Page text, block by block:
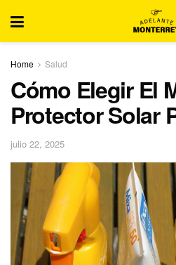
Home Salud
Cómo Elegir El
Protector Solar
julio 22, 2025